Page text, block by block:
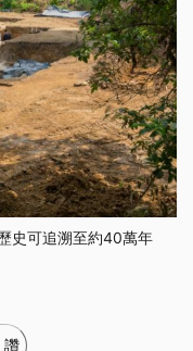
史可追溯至約40萬年
讚